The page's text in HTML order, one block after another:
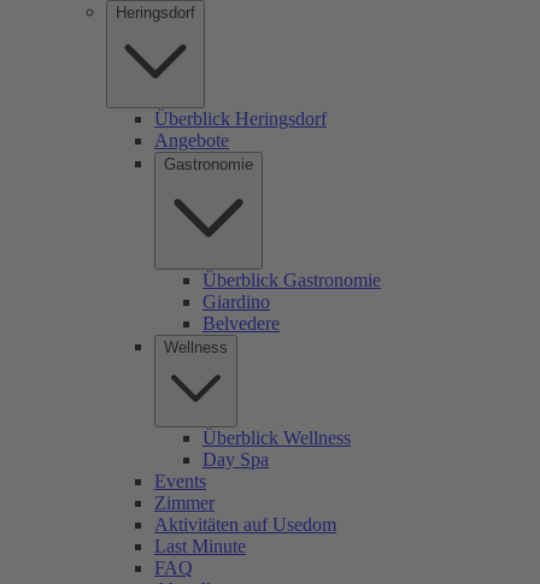
Heringsdorf
Überblick Heringsdorf
Angebote
Gastronomie
Überblick Gastronomie
Giardino
Belvedere
Wellness
Überblick Wellness
Day Spa
Events
Zimmer
Aktivitäten auf Usedom
Last Minute
FAQ